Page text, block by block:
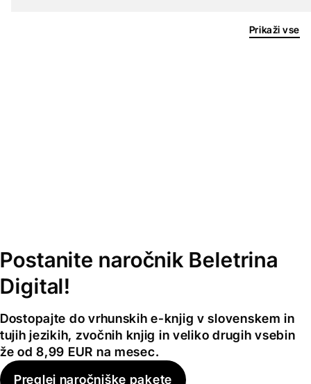
Prikaži vse
Postanite naročnik Beletrina
Digital!
Dostopajte do vrhunskih e-knjig v slovenskem in
tujih jezikih, zvočnih knjig in veliko drugih vsebin
že od 8,99 EUR na mesec.
Preglej naročniške pakete